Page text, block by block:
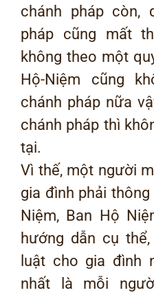
chánh pháp còn,
pháp cũng mất
không theo một
Hộ-Niệm cũng
chánh pháp nữa
chánh pháp thì
tại.
Vì thế, một người
gia đình phải
Niệm, Ban Hộ
hướng dẫn cụ
luật cho gia đình
nhất là mỗi